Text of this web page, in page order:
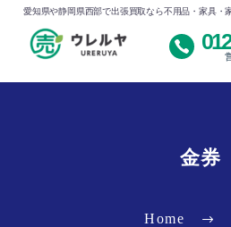
愛知県や静岡県西部で出張買取なら不用品・家具・
金券
Home